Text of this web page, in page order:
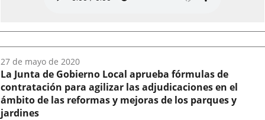
Fecha
del
audio:
27 de mayo de 2020
La Junta de Gobierno Local aprueba fórmulas de
contratación para agilizar las adjudicaciones en el
ámbito de las reformas y mejoras de los parques y
jardines